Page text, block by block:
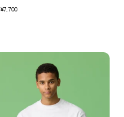
¥7,700